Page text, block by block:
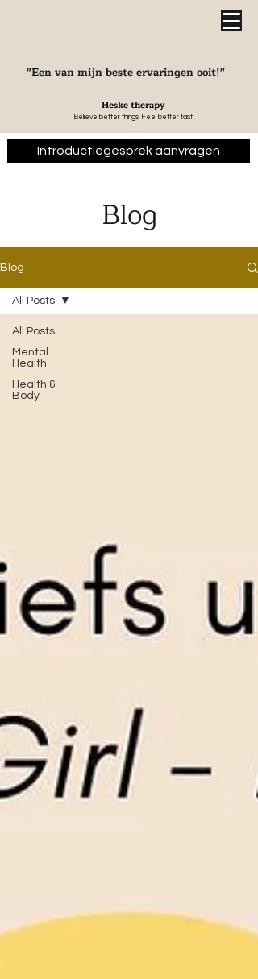
"Een van mijn beste ervaringen ooit!"
Heske therapy
Believe better things. Feel better fast.
Introductiegesprek aanvragen
Blog
Blog
All Posts
Mental
Health
Health &
Body
All Posts